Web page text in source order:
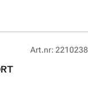
Art.nr: